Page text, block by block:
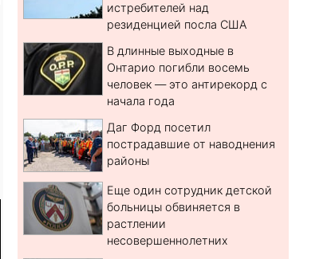
истребителей над
резиденцией посла США
В длинные выходные в
Онтарио погибли восемь
человек — это антирекорд с
начала года
Даг Форд посетил
пострадавшие от наводнения
районы
Еще один сотрудник детской
больницы обвиняется в
растлении
несовершеннолетних